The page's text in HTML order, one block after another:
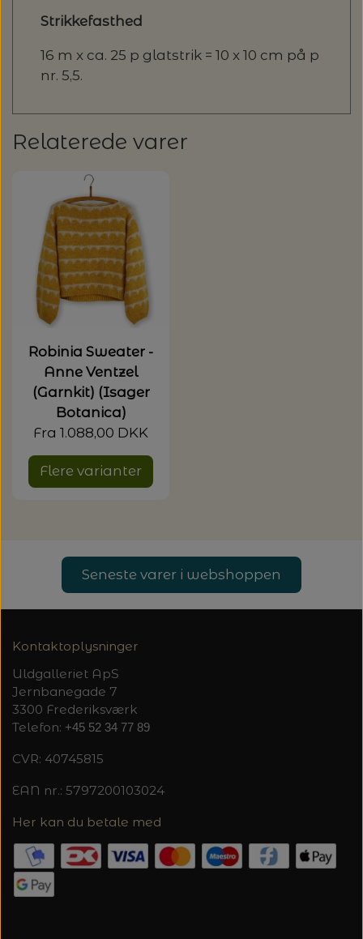
Strikkefasthed
16 m x ca. 25 p glatstrik = 10 x 10 cm på p
nr. 5,5.
Relaterede varer
Robinia Sweater -
Anne Ventzel
(Garnkit) (Isager
Botanica)
Fra 1.088,00 DKK
Flere varianter
Seneste varer i webshoppen
Kontaktoplysninger
Uldgalleriet ApS
Jernbanegade 7
3300 Frederiksværk
Telefon: +45 52 34 77 89
CVR: 40745815
EAN nr.: 5797200103024
Her kan du betale med